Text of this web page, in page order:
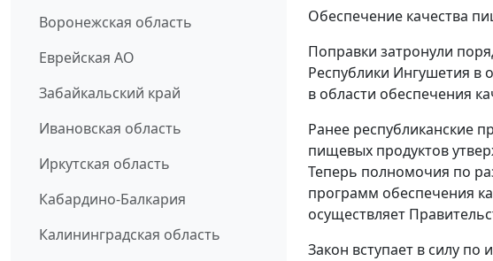
Воронежская область
Еврейская АО
Забайкальский край
Ивановская область
Иркутская область
Кабардино-Балкария
Калининградская область
Обеспечение качества
Поправки затронули
Республики Ингушетия в
в области обеспечения
Ранее республиканские
пищевых продуктов
Теперь полномочия по
программ обеспечения
осуществляет
Закон вступает в силу по